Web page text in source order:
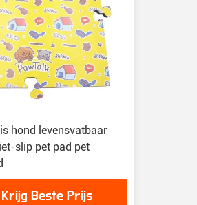
hond levensvatbaar
slip pet pad pet
Krijg Beste Prijs